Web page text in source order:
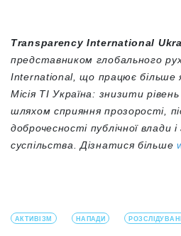
Transparency International
представником глобального
International, що працює більше
Місія ТІ Україна: знизити рівень
шляхом сприяння прозорості,
доброчесності публічної влади
суспільства. Дізнатися більше
АКТИВІЗМ НАПАДИ